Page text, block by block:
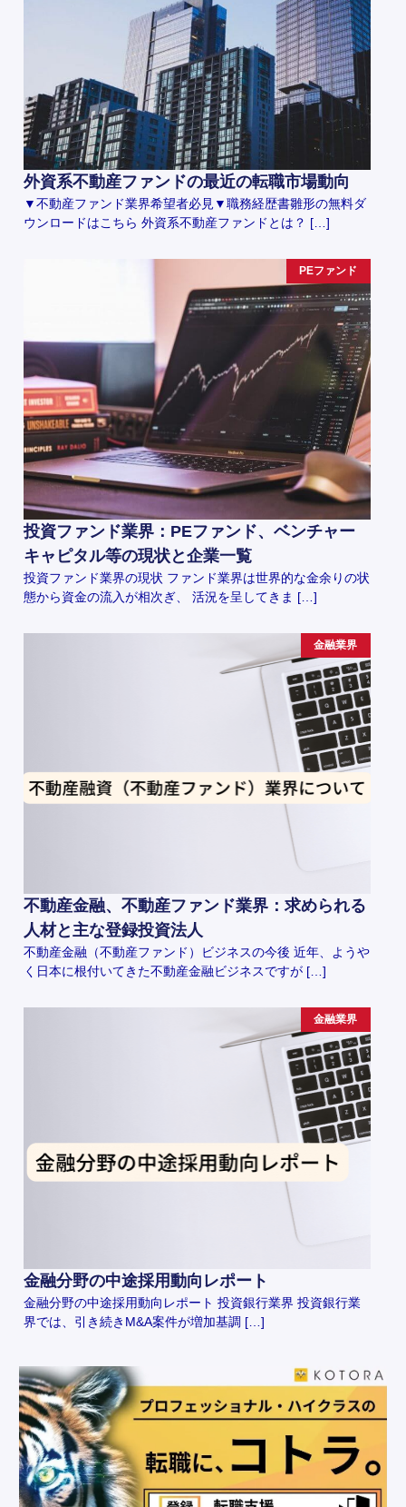
外資系不動産ファンドの最近の転職市場動向
▼不動産ファンド業界希望者必見▼職務経歴書雛形の無料ダ
ウンロードはこちら 外資系不動産ファンドとは？ […]
PEファンド
投資ファンド業界：PEファンド、ベンチャー
キャピタル等の現状と企業一覧
投資ファンド業界の現状 ファンド業界は世界的な金余りの状
態から資金の流入が相次ぎ、 活況を呈してきま […]
金融業界
不動産金融、不動産ファンド業界：求められる
人材と主な登録投資法人
不動産金融（不動産ファンド）ビジネスの今後 近年、ようや
く日本に根付いてきた不動産金融ビジネスですが […]
金融業界
金融分野の中途採用動向レポート
金融分野の中途採用動向レポート 投資銀行業界 投資銀行業
界では、引き続きM&A案件が増加基調 […]